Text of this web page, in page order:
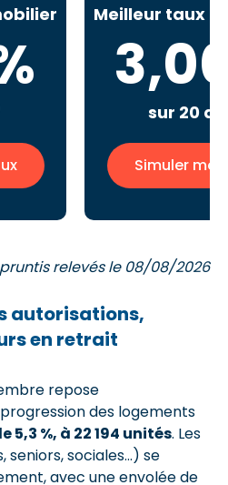
Meilleur taux
sur 20
Simuler
relevés le 08/08/2026
autorisations,
en retrait
repose
des logements
5,3 %, à 22 194 unités. Les
seniors, sociales…) se
avec une envolée de